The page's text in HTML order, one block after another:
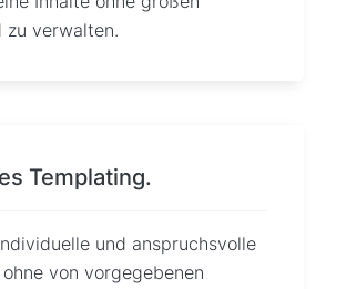
zu verwalten.
Templating.
und anspruchsvolle
von vorgegebenen